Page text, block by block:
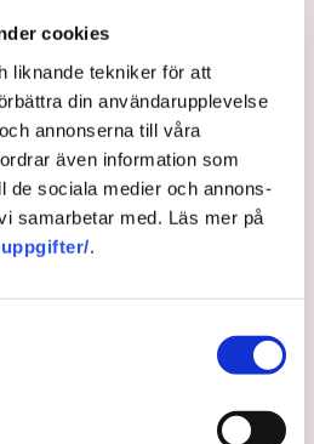
cookies
liknande tekniker för att
din användarupplevelse
annonserna till våra
även information som
de sociala medier och annons-
samarbetar med. Läs mer på
.
kan
underläge
mot Putins olje- och gasvälde
fossila bränslena, men